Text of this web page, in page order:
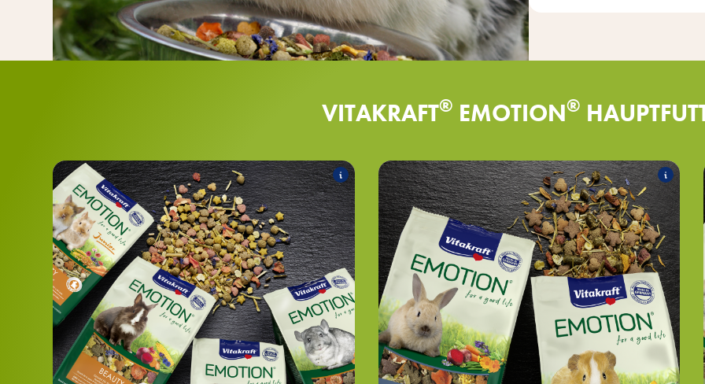
VITAKRAFT® EMOTION®
BEAUTY
Folgende Produkte zählen zum Sortiment:
EMOTION
®
BEAUTY Junior für
Zwergkaninchen
EMOTION
®
BEAUTY Junior für
Meerschweinchen
EMOTION
BEAUTY für Zwergkaninchen
SENSITIVE
Folgende Produkte zählen zum Sortiment:
EMOTION
®
SENSITIVE für Zwergkaninchen
EMOTION
®
SENSITIVE Meerschweinchen